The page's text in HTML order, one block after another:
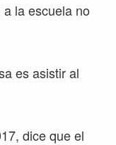
la escuela no
es asistir al
dice que el